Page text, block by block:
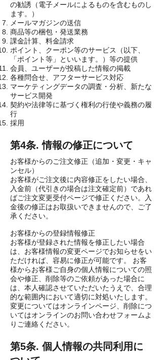
の勧誘（電子メールによるものを含むものし
ます。）
メールマガジンの送信
商品等の梱包・発送業務
課金計算、料金請求
ポイント、クーポン等のサービス（以下、
「ポイント等」といいます。）等の提供
会員、ユーザーが投稿した情報の掲載
各種問合せ、アフターサービス対応
マーケティングデータの調査・分析、新たな
サービス開発
契約や法律等に基づく権利の行使や義務の履
行
採用
第4条. 情報の修正について
お客様からのご注文修正（追加・変更・キャ
ンセル）
お客様がご注文後に内容修正をしたい場合、
入金前（代引きの場合は注文確定前）であれ
ばご注文変更受付ページで修正ください。入
金後の修正はお取扱いできませんので、ご了
承ください。
お客様からの登録情報修正
お客様が登録された情報を修正したい場合
は、お客様情報の変更ページでお知らせをい
ただければ、容易に修正が可能です。 お客
様からお客様ご自身の個人情報についての照
会や修正、削除等のご依頼があった場合に
は、本人確認させていただいたうえで、合理
的な範囲内において適切に対処いたします。
変更についてはオンラインページ、削除につ
いてはオンラインのお問い合わせフォームよ
りご連絡ください。
第5条. 個人情報の共同利用に